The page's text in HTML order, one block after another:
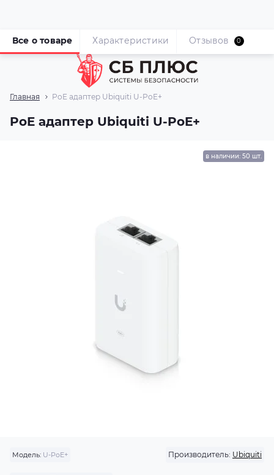
Главная PoE адаптер Ubiquiti U-PoE+
PoE адаптер Ubiquiti U-PoE+
Все о товаре Характеристики Отзывов 0
в наличии: 50 шт.
Модель: U-PoE+ Производитель: Ubiquiti